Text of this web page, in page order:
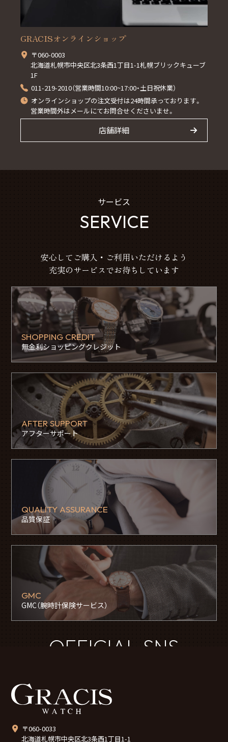
GRACISオンラインショップ
〒060-0003
北海道札幌市中央区北3条西1丁目1-1札幌ブリックキューブ
1F
011-219-2010（営業時間10:00~17:00・土日祝休業）
オンラインショップの注文受付は24時間承っております。
営業時間外はメールにてお問合せくださいませ。
店舗詳細
サービス
SERVICE
安心してご購入・ご利用いただけるよう
充実のサービスでお待ちしています
SHOPPING CREDIT
無金利ショッピングクレジット
AFTER SUPPORT
アフターサポート
QUALITY ASSURANCE
品質保証
GMC
GMC（腕時計保険サービス）
OFFICIAL SNS
〒060-0033
北海道札幌市中央区北3条西1丁目1-1